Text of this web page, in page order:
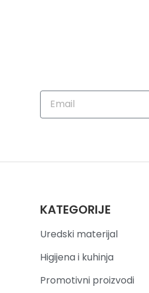
KATEGORIJE
Uredski materijal
Higijena i kuhinja
Promotivni proizvodi